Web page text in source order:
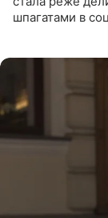
шпагатами в